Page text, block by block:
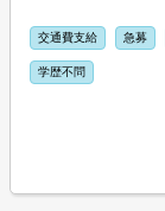
交通費支給 急募
学歴不問